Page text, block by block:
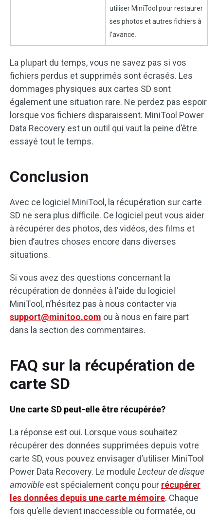
utiliser MiniTool pour restaurer
ses photos et autres fichiers à
l’avance.
La plupart du temps, vous ne savez pas si vos
fichiers perdus et supprimés sont écrasés. Les
dommages physiques aux cartes SD sont
également une situation rare. Ne perdez pas espoir
lorsque vos fichiers disparaissent. MiniTool Power
Data Recovery est un outil qui vaut la peine d’être
essayé tout le temps.
Conclusion
Avec ce logiciel MiniTool, la récupération sur carte
SD ne sera plus difficile. Ce logiciel peut vous aider
à récupérer des photos, des vidéos, des films et
bien d’autres choses encore dans diverses
situations.
Si vous avez des questions concernant la
récupération de données à l’aide du logiciel
MiniTool, n’hésitez pas à nous contacter via
support@minitoo.com ou à nous en faire part
dans la section des commentaires.
FAQ sur la récupération de
carte SD
Une carte SD peut-elle être récupérée?
La réponse est oui. Lorsque vous souhaitez
récupérer des données supprimées depuis votre
carte SD, vous pouvez envisager d’utiliser MiniTool
Power Data Recovery. Le module Lecteur de disque
amovible est spécialement conçu pour récupérer
les données depuis une carte mémoire. Chaque
fois qu’elle devient inaccessible ou formatée, ou